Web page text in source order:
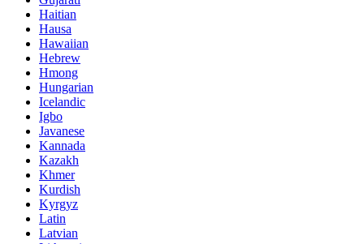
Haitian
Hausa
Hawaiian
Hebrew
Hmong
Hungarian
Icelandic
Igbo
Javanese
Kannada
Kazakh
Khmer
Kurdish
Kyrgyz
Latin
Latvian